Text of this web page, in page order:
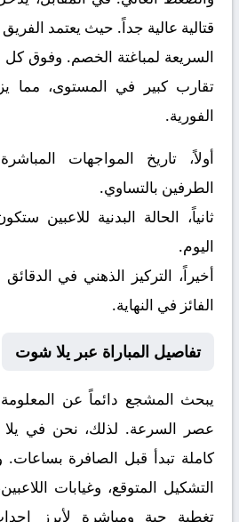
قتالية عالية جداً. حيث يعتمد
السريعة لمباغتة الخصم. وفوق كل
تقارب كبير في المستوى، مما
الفورية.
أولاً، تاريخ المواجهات
الطرفين بالتساوي.
ثانياً، الحالة البدنية للاعبين
اليوم.
أخيراً، التركيز الذهني في
الفائز في النهاية.
تفاصيل المباراة عبر يلا شوت
يبحث المشجع دائماً عن المعلومة
عصر السرعة. لذلك، نحن في
كاملة تبدأ قبل الصافرة
التشكيل المتوقع، وغيابات
تغطية حية ومباشرة لأبرز